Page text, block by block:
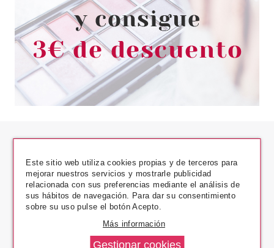
Los Precios Más Bajos
Este sitio web utiliza cookies propias y de terceros para
mejorar nuestros servicios y mostrarle publicidad
relacionada con sus preferencias mediante el análisis de
sus hábitos de navegación. Para dar su consentimiento
sobre su uso pulse el botón Acepto.
Más información